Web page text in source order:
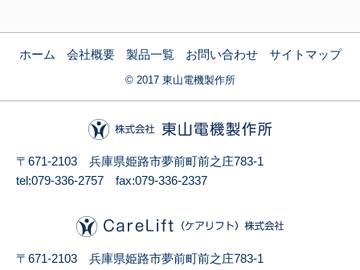
ホーム 会社概要 製品一覧 お問い合わせ サイトマップ
© 2017 東山電機製作所
〒671-2103 兵庫県姫路市夢前町前之庄783-1
tel:079-336-2757 fax:079-336-2337
〒671-2103 兵庫県姫路市夢前町前之庄783-1